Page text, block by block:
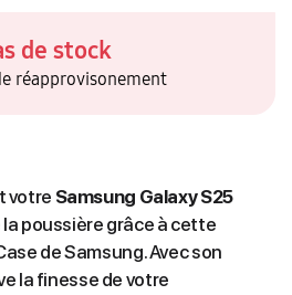
de stock
réapprovisonement
votre Samsung Galaxy S25
poussière grâce à cette
de Samsung. Avec son
la finesse de votre